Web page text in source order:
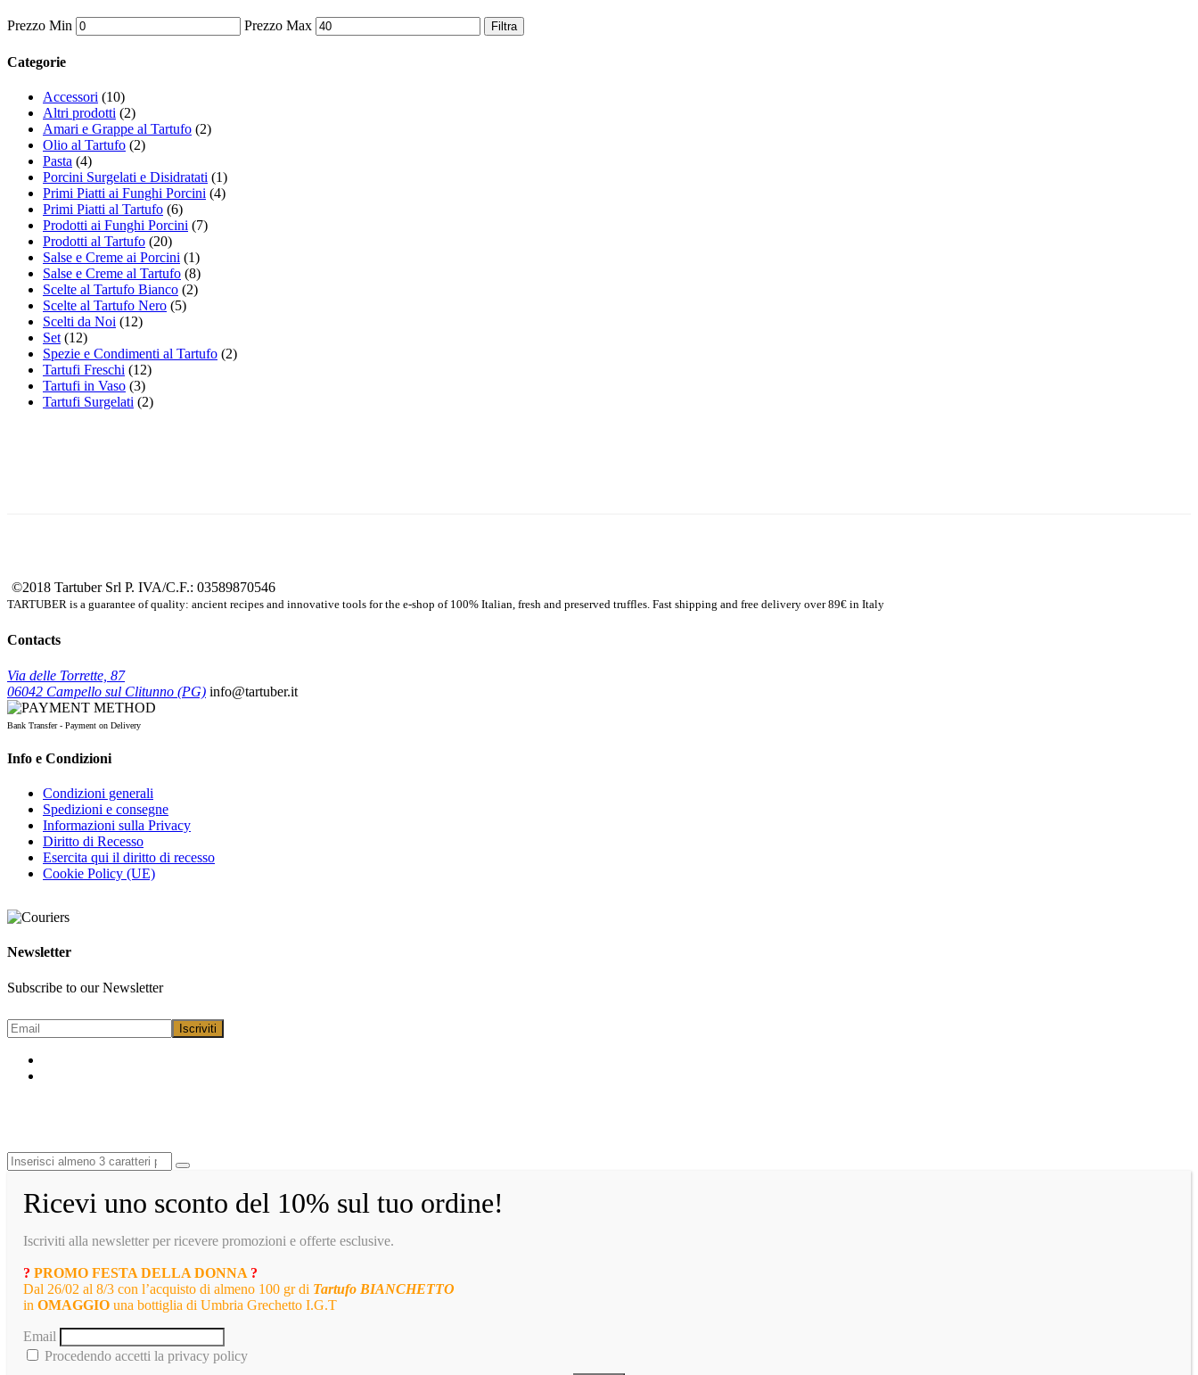
Prezzo Min Prezzo Max Filtra
Categorie
Accessori (10)
Altri prodotti (2)
Amari e Grappe al Tartufo (2)
Olio al Tartufo (2)
Pasta (4)
Porcini Surgelati e Disidratati (1)
Primi Piatti ai Funghi Porcini (4)
Primi Piatti al Tartufo (6)
Prodotti ai Funghi Porcini (7)
Prodotti al Tartufo (20)
Salse e Creme ai Porcini (1)
Salse e Creme al Tartufo (8)
Scelte al Tartufo Bianco (2)
Scelte al Tartufo Nero (5)
Scelti da Noi (12)
Set (12)
Spezie e Condimenti al Tartufo (2)
Tartufi Freschi (12)
Tartufi in Vaso (3)
Tartufi Surgelati (2)
©2018 Tartuber Srl P. IVA/C.F.: 03589870546
TARTUBER is a guarantee of quality: ancient recipes and innovative tools for the e-shop of 100% Italian, fresh and preserved truffles. Fast shipping and free delivery over 89€ in Italy
Contacts
Via delle Torrette, 87
06042 Campello sul Clitunno (PG) info@tartuber.it
Bank Transfer - Payment on Delivery
Info e Condizioni
Condizioni generali
Spedizioni e consegne
Informazioni sulla Privacy
Diritto di Recesso
Esercita qui il diritto di recesso
Cookie Policy (UE)
Newsletter
Subscribe to our Newsletter
Ricevi uno sconto del 10% sul tuo ordine!
Iscriviti alla newsletter per ricevere promozioni e offerte esclusive.
? PROMO FESTA DELLA DONNA ?
Dal 26/02 al 8/3 con l’acquisto di almeno 100 gr di Tartufo BIANCHETTO
in OMAGGIO una bottiglia di Umbria Grechetto I.G.T
Email
Procedendo accetti la privacy policy